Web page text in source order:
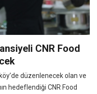
CNR Food
düzenlenecek olan ve
hedeflendiği CNR Food